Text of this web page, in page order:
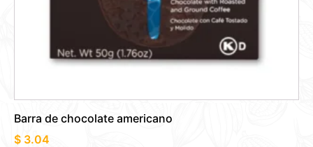
Barra de chocolate americano
$ 3.04